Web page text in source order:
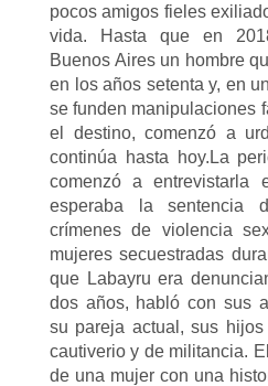
pocos amigos fieles
vida. Hasta que en
Buenos Aires un hombre
en los años setenta y, en
se funden manipulaciones
el destino, comenzó a
continúa hasta hoy.La
comenzó a entrevistarla
esperaba la sentencia
crímenes de violencia
mujeres secuestradas
que Labayru era
dos años, habló con sus
su pareja actual, sus
cautiverio y de militancia.
de una mujer con una